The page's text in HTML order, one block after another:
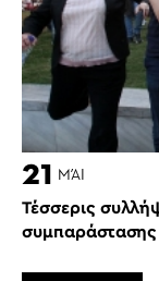
21 ΜΆΙ
Τέσσερις